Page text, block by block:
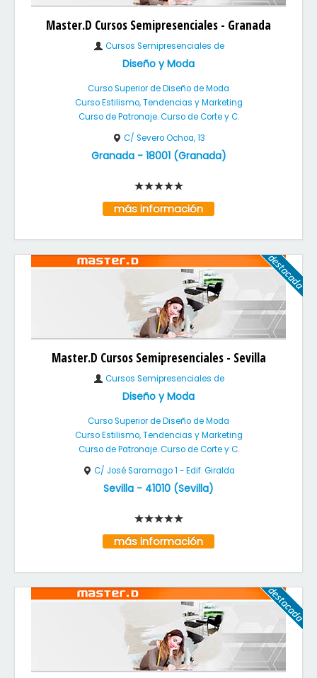
Master.D Cursos Semipresenciales - Granada
Cursos Semipresenciales de
Diseño y Moda
Curso Superior de Diseño de Moda
Curso Estilismo, Tendencias y Marketing
Curso de Patronaje. Curso de Corte y C.
C/ Severo Ochoa, 13
Granada- 18001(Granada)
más información
Master.D Cursos Semipresenciales - Sevilla
Cursos Semipresenciales de
Diseño y Moda
Curso Superior de Diseño de Moda
Curso Estilismo, Tendencias y Marketing
Curso de Patronaje. Curso de Corte y C.
C/ José Saramago 1 - Edif. Giralda
Sevilla - 41010 (Sevilla)
más información